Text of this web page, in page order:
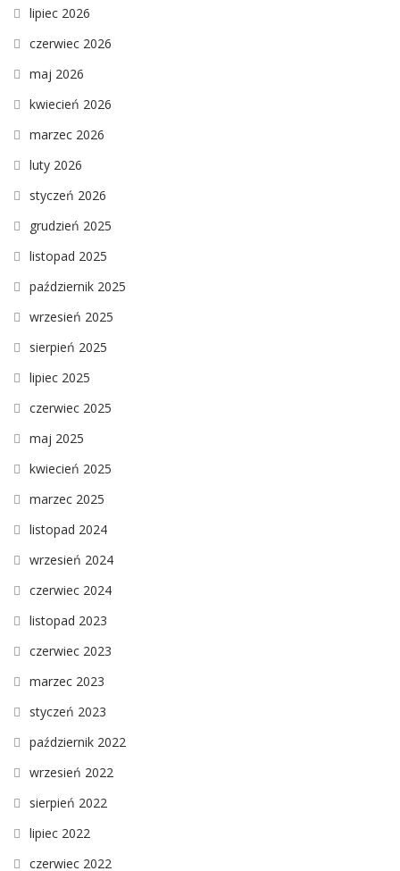
lipiec 2026
czerwiec 2026
maj 2026
kwiecień 2026
marzec 2026
luty 2026
styczeń 2026
grudzień 2025
listopad 2025
październik 2025
wrzesień 2025
sierpień 2025
lipiec 2025
czerwiec 2025
maj 2025
kwiecień 2025
marzec 2025
listopad 2024
wrzesień 2024
czerwiec 2024
listopad 2023
czerwiec 2023
marzec 2023
styczeń 2023
październik 2022
wrzesień 2022
sierpień 2022
lipiec 2022
czerwiec 2022